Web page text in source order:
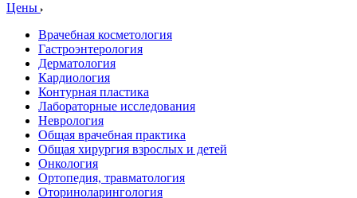
Цены
Врачебная косметология
Гастроэнтерология
Дерматология
Кардиология
Контурная пластика
Лабораторные исследования
Неврология
Общая врачебная практика
Общая хирургия взрослых и детей
Онкология
Ортопедия, травматология
Оториноларингология